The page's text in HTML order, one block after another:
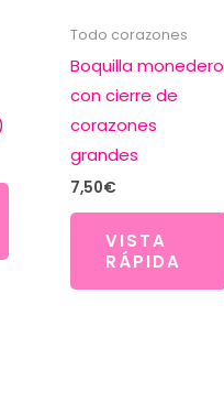
Todo corazones
Boquilla monedero
con cierre de
corazones
grandes
7,50€
VISTA
RÁPIDA